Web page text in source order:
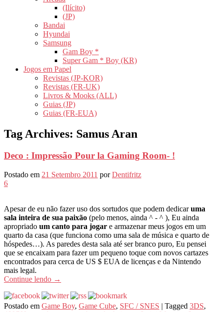
(Ilícito)
(JP)
Bandai
Hyundai
Samsung
Gam Boy *
Super Gam * Boy (KR)
Jogos em Papel
Revistas (JP-KOR)
Revistas (FR-UK)
Livros & Mooks (ALL)
Guias (JP)
Guias (FR-EUA)
Tag Archives: Samus Aran
Deco : Impressão Pour la Gaming Room- !
Postado em 21 Setembro 2011 porDentifritz
6
Apesar de eu não fazer uso dos sortudos que podem dedicaruma
sala inteira de sua paixão (pelo menos, ainda ^ - ^ ), Eu ainda
apropriado um canto para jogar e armazenar meus jogos em um
quarto da casa (que funciona como uma sala de música e quarto de
hóspedes…). As paredes desta sala até ser branco puro, Eu pensei
que se encaixam para fazer um pequeno toque com novos cartazes
encontrados para cerca de US $ EUA de licenças e da Nintendo
mais legal.
Continue lendo →
Postado em Game Boy, Game Cube, SFC / SNES | Tagged 3DS,